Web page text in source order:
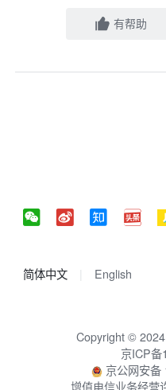
有帮助
简体中文 English
Copyright ©
京ICP
京公网安备
增值电信业务经营